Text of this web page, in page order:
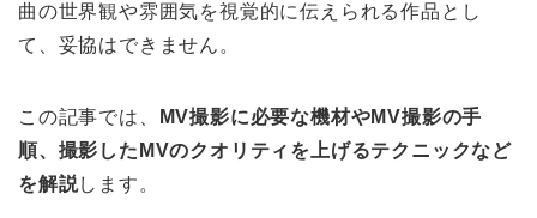
曲の世界観や雰囲気を視覚的に伝えられる作品とし
て、妥協はできません。
この記事では、
MV撮影に必要な機材やMV撮影の手
順、撮影したMVのクオリティを上げるテクニックなど
を解説します。